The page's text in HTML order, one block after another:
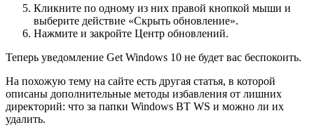
Кликните по одному из них правой кнопкой мыши и
выберите действие «Скрыть обновление».
Нажмите и закройте Центр обновлений.
Теперь уведомление Get Windows 10 не будет вас беспокоить.
На похожую тему на сайте есть другая статья, в которой
описаны дополнительные методы избавления от лишних
директорий: что за папки Windows BT WS и можно ли их
удалить.